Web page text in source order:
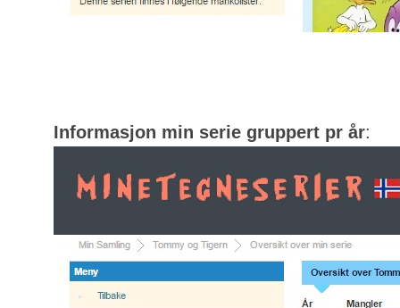
Informasjon min serie gruppert pr år: